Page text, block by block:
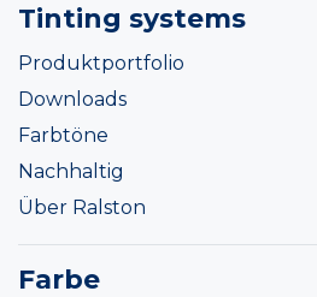
Tinting systems
Produktportfolio
Downloads
Farbtöne
Nachhaltig
Über Ralston
Farbe